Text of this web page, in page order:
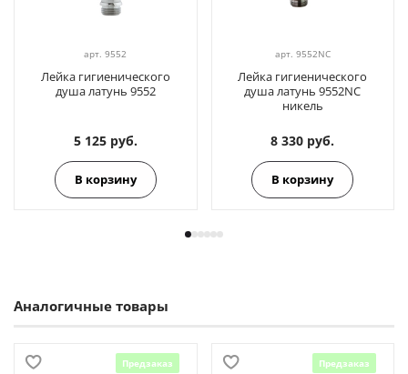
арт.9552
Лейка гигиенического
душа латунь 9552
5 125 руб.
В корзину
арт. 9552NC
Лейка гигиенического
душа латунь 9552NC
никель
8 330 руб.
В корзину
Аналогичные товары
Предзаказ Предзаказ